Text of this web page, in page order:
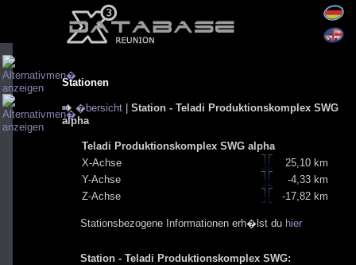
Stationen
�bersicht
Station - Teladi Produktionskomplex SWG
alpha
Teladi Produktionskomplex SWG alpha
X-Achse
25,10 km
Y-Achse
-4,33 km
Z-Achse
-17,82 km
Stationsbezogene Informationen erh�lst du hier
Station - Teladi Produktionskomplex SWG: